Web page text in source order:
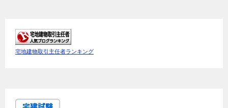
宅地建物取引主任者ランキング